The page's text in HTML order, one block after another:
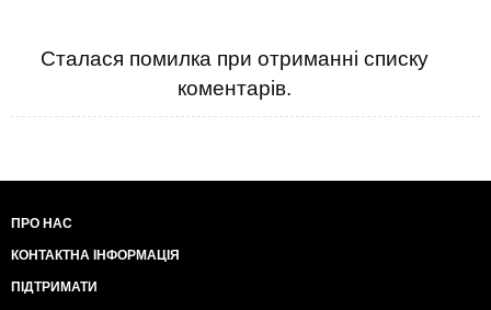
Сталася помилка при отриманні списку
коментарів.
ПРО НАС
КОНТАКТНА ІНФОРМАЦІЯ
ПІДТРИМАТИ